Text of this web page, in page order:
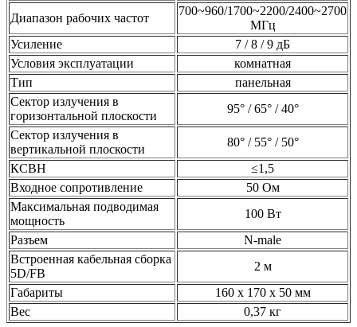
Диапазон рабочих частот
700~960/1700~2200/2400~2700
МГц
Усиление
7 / 8 / 9 дБ
Условия эксплуатации
комнатная
Тип
панельная
Сектор излучения в
горизонтальной плоскости
95° / 65° / 40°
Сектор излучения в
вертикальной плоскости
80° / 55° / 50°
КСВН
≤1,5
Входное сопротивление
50 Ом
Максимальная подводимая
мощность
100 Вт
Разъем
N-male
Встроенная кабельная сборка
5D/FB
2 м
Габариты
160 х 170 х 50 мм
Вес
0,37 кг